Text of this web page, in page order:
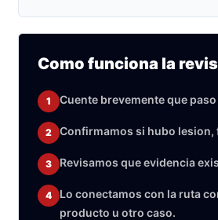
Como funciona la
1 Cuente brevemente que
2 Confirmamos si hubo lesion,
3 Revisamos que evidencia
4
Lo conectamos con la ruta
producto u otro caso.